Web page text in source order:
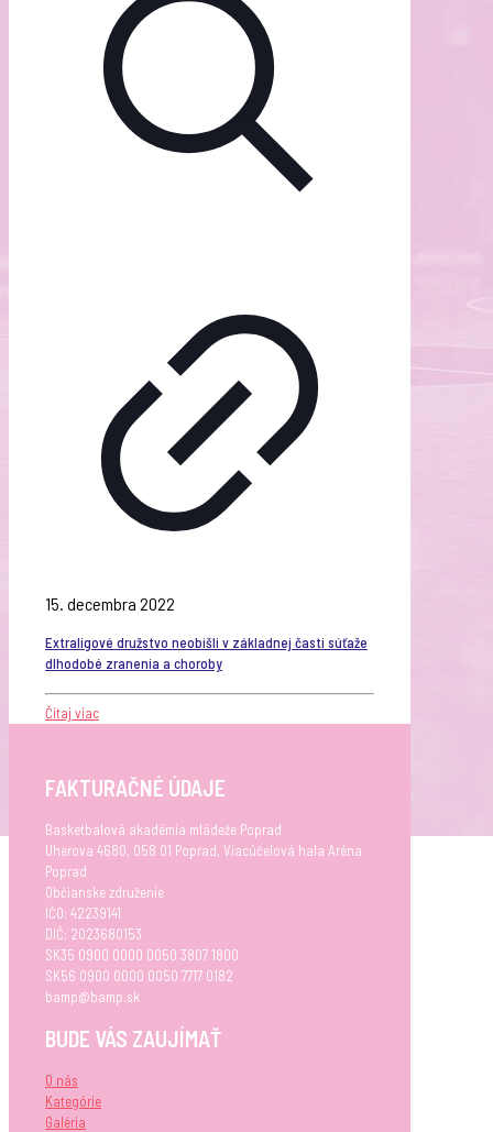
15. decembra 2022
Extraligové družstvo neobišli v základnej časti súťaže
dlhodobé zranenia a choroby
Čítaj viac
FAKTURAČNÉ ÚDAJE
Basketbalová akadémia mládeže Poprad
Uherova 4680, 058 01 Poprad, Viacúčelová hala Aréna
Poprad
Občianske združenie
IČO: 42239141
DIČ: 2023680153
SK35 0900 0000 0050 3807 1800
SK56 0900 0000 0050 7717 0182
bamp@bamp.sk
BUDE VÁS ZAUJÍMAŤ
O nás
Kategórie
Galéria